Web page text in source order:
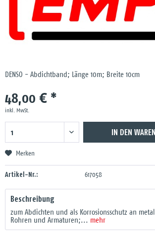
DENSO - Abdichtband; Länge 10m; Breite 10cm
48,00 € *
inkl. MwSt.
IN DEN
Merken
Artikel-Nr.: 617058
Beschreibung
zum Abdichten und als Korrosionsschutz an
Rohren und Armaturen;... mehr